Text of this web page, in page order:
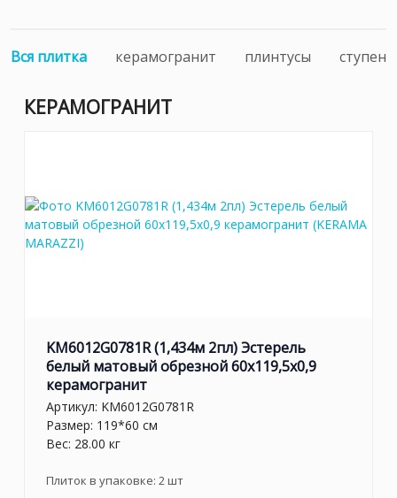
Вся плитка керамогранит плинтусы ступени
КЕРАМОГРАНИТ
KM6012G0781R (1,434м 2пл) Эстерель
белый матовый обрезной 60x119,5x0,9
керамогранит
Артикул: KM6012G0781R
Размер: 119*60 см
Вес: 28.00 кг
Плиток в упаковке: 2шт